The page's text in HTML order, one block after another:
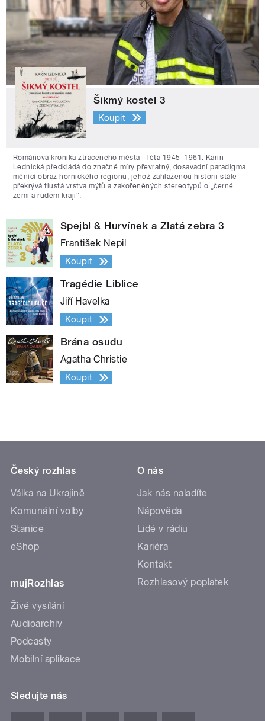
Šikmý kostel 3
Koupit
Románová kronika ztraceného města - léta 1945–1961. Karin
Lednická předkládá do značné míry převratný, dosavadní paradigma
měnící obraz hornického regionu, jehož zahlazenou historii stále
překrývá tlustá vrstva mýtů a zakořeněných stereotypů o „černé
zemi a rudém kraji“.
Spejbl & Hurvínek a Zlatá zebra 3
František Nepil
Koupit
Tragédie Liblice
Jiří Havelka
Koupit
Brána osudu
Agatha Christie
Koupit
Český rozhlas
Válka na Ukrajině
Komunální volby
Stanice
eShop
mujRozhlas
Živé vysílání
Audioarchiv
Podcasty
Mobilní aplikace
O nás
Jak nás naladíte
Nápověda
Lidé v rádiu
Kariéra
Kontakt
Rozhlasový poplatek
Sledujte nás